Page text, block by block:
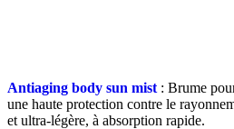
Antiaging body sun mist : Brume
une haute protection contre le
et ultra-légère, à absorption rapide.